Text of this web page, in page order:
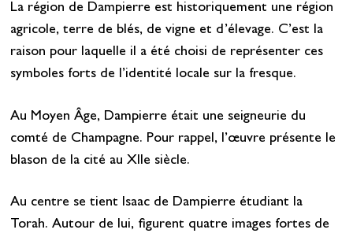
La région de Dampierre est historiquement une région
agricole, terre de blés, de vigne et d’élevage. C’est la
raison pour laquelle il a été choisi de représenter ces
symboles forts de l’identité locale sur la fresque.
Au Moyen Âge, Dampierre était une seigneurie du
comté de Champagne. Pour rappel, l’œuvre présente le
blason de la cité au XIIe siècle.
Au centre se tient Isaac de Dampierre étudiant la
Torah. Autour de lui, figurent quatre images fortes de